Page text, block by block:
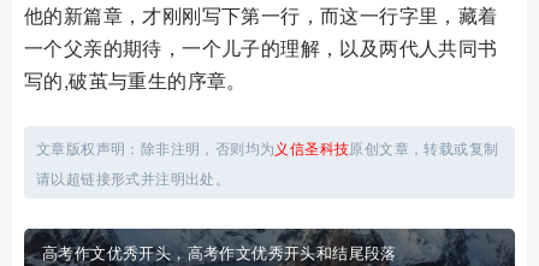
他的新篇章，才刚刚写下第一行，而这一行字里，藏着
一个父亲的期待，一个儿子的理解，以及两代人共同书
写的,破茧与重生的序章。
文章版权声明：除非注明，否则均为义信圣科技原创文章，转载或复制
请以超链接形式并注明出处。
高考作文优秀开头，高考作文优秀开头和结尾段落